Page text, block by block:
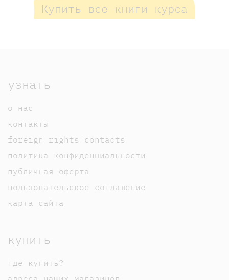
Купить все книги курса
узнать
о нас
контакты
foreign rights contacts
политика конфиденциальности
публичная оферта
пользовательское соглашение
карта сайта
купить
где купить?